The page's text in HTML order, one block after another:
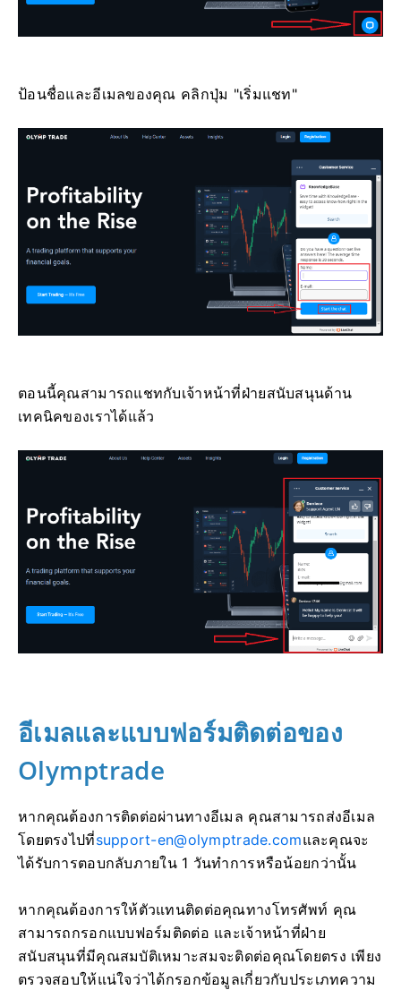
ป้อนชื่อและอีเมลของคุณ คลิกปุ่ม "เริ่มแชท"
ตอนนี้คุณสามารถแชทกับเจ้าหน้าที่ฝ่ายสนับสนุนด้าน
เทคนิคของเราได้แล้ว
อีเมลและแบบฟอร์มติดต่อของ
Olymptrade
หากคุณต้องการติดต่อผ่านทางอีเมล คุณสามารถส่งอีเมล
โดยตรงไปที่support-en@olymptrade.comและคุณจะ
ได้รับการตอบกลับภายใน 1 วันทำการหรือน้อยกว่านั้น
หากคุณต้องการให้ตัวแทนติดต่อคุณทางโทรศัพท์ คุณ
สามารถกรอกแบบฟอร์มติดต่อ และเจ้าหน้าที่ฝ่าย
สนับสนุนที่มีคุณสมบัติเหมาะสมจะติดต่อคุณโดยตรง เพียง
ตรวจสอบให้แน่ใจว่าได้กรอกข้อมูลเกี่ยวกับประเภทความ